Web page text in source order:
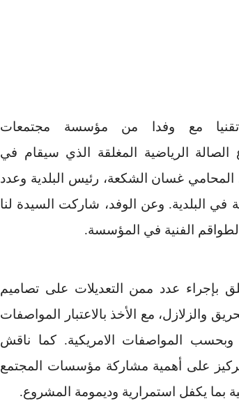
مع وفدا من مؤسسة مجتمعات
الرياضية المغلقة الذي سيقام في
المحامي غسان الشكعة، رئيس البلدية وعدد
في البلدية. وعن الوفد، شاركت السيدة لنا
الفنية في المؤسسة.
بإجراء عدد ممن التعديلات على تصاميم
والزلازل، مع الأخذ بالاعتبار المواصفات
وبحسب المواصفات الامريكية. كما ناقش
على أهمية مشاركة مؤسسات المجتمع
بما يكفل استمرارية وديمومة المشروع.